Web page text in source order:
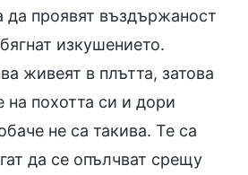
да проявят въздържаност
изкушението.
живеят в плътта, затова
на похотта си и дори
не са такива. Те са
да се опълчват срещу